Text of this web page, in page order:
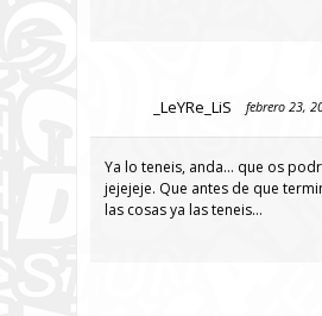
_LeYRe_LiS febrero 23,
Ya lo teneis, anda… que os
jejejeje. Que antes de que
las cosas ya las teneis…